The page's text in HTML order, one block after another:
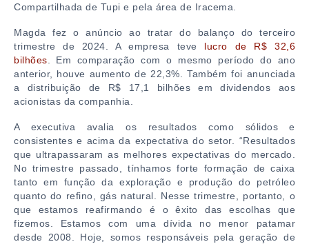
Compartilhada de Tupi e pela área de Iracema.
Magda fez o anúncio ao tratar do balanço do terceiro
trimestre de 2024. A empresa teve
lucro de R$ 32,6
bilhões . Em comparação com o mesmo período do ano
anterior, houve aumento de 22,3%. Também foi anunciada
a distribuição de R$ 17,1 bilhões em dividendos aos
acionistas da companhia.
A executiva avalia os resultados como sólidos e
consistentes e acima da expectativa do setor. “Resultados
que ultrapassaram as melhores expectativas do mercado.
No trimestre passado, tínhamos forte formação de caixa
tanto em função da exploração e produção do petróleo
quanto do refino, gás natural. Nesse trimestre, portanto, o
que estamos reafirmando é o êxito das escolhas que
fizemos. Estamos com uma dívida no menor patamar
desde 2008. Hoje, somos responsáveis pela geração de